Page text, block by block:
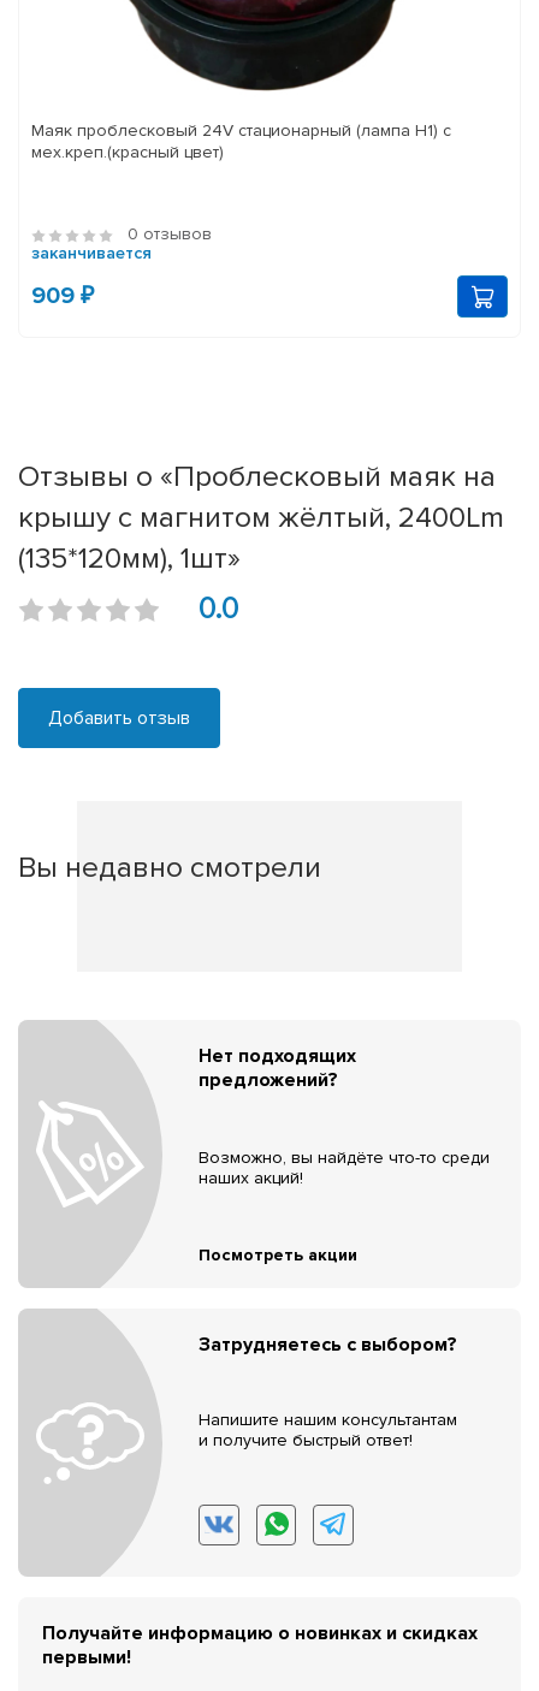
Маяк проблесковый 24V стационарный (лампа Н1) с
мех.креп.(красный цвет)
0 отзывов
заканчивается
909 ₽
Отзывы о «Проблесковый маяк на
крышу с магнитом жёлтый, 2400Lm
(135*120мм), 1шт»
0.0
Добавить отзыв
Вы недавно смотрели
Нет подходящих
предложений?
Возможно, вы найдёте что-то среди
наших акций!
Посмотреть акции
Затрудняетесь с выбором?
Напишите нашим консультантам
и получите быстрый ответ!
Получайте информацию о новинках и скидках
первыми!